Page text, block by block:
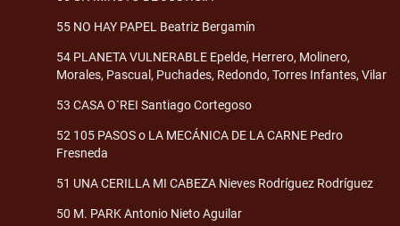
55 NO HAY PAPEL Beatriz Bergamín
54 PLANETA VULNERABLE Epelde, Herrero, Molinero,
Morales, Pascual, Puchades, Redondo, Torres Infantes, Vilar
53 CASA O`REI Santiago Cortegoso
52 105 PASOS o LA MECÁNICA DE LA CARNE Pedro
Fresneda
51 UNA CERILLA MI CABEZA Nieves Rodríguez Rodríguez
50 M. PARK Antonio Nieto Aguilar